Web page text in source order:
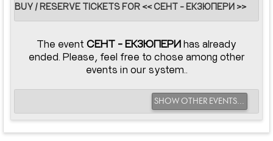
BUY / RESERVE TICKETS FOR << СЕНТ - ЕКЗЮПЕРИ >>
The event СЕНТ - ЕКЗЮПЕРИhas already
ended. Please, feel free to chose among other
events in our system..
SHOW OTHER EVENTS...